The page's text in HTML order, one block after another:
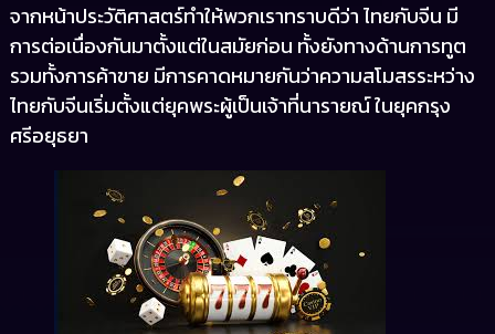
จากหน้าประวัติศาสตร์ทำให้พวกเราทราบดีว่า ไทยกับจีน มี
การต่อเนื่องกันมาตั้งแต่ในสมัยก่อน ทั้งยังทางด้านการทูต
รวมทั้งการค้าขาย มีการคาดหมายกันว่าความสโมสรระหว่าง
ไทยกับจีนเริ่มตั้งแต่ยุคพระผู้เป็นเจ้าที่นารายณ์ ในยุคกรุง
ศรีอยุธยา